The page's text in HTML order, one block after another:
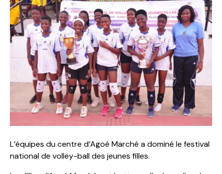
L’équipes du centre d’Agoé Marché a dominé le festival
national de volley-ball des jeunes filles.